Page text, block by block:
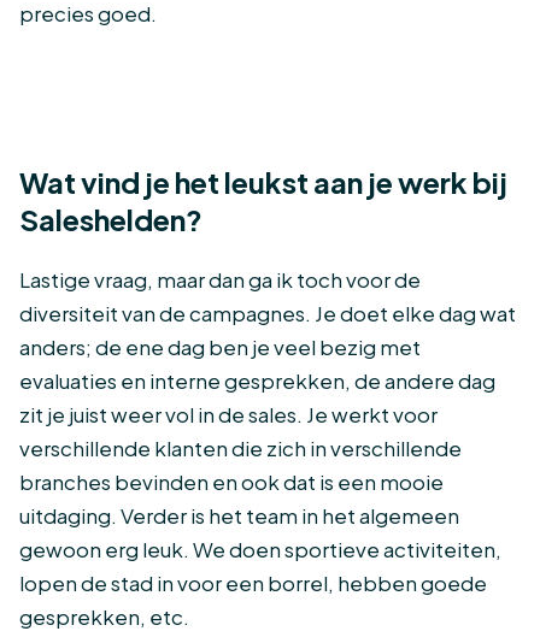
precies goed.
Wat vind je het leukst aan je werk bij
Saleshelden?
Lastige vraag, maar dan ga ik toch voor de
diversiteit van de campagnes. Je doet elke dag wat
anders; de ene dag ben je veel bezig met
evaluaties en interne gesprekken, de andere dag
zit je juist weer vol in de sales. Je werkt voor
verschillende klanten die zich in verschillende
branches bevinden en ook dat is een mooie
uitdaging. Verder is het team in het algemeen
gewoon erg leuk. We doen sportieve activiteiten,
lopen de stad in voor een borrel, hebben goede
gesprekken, etc.